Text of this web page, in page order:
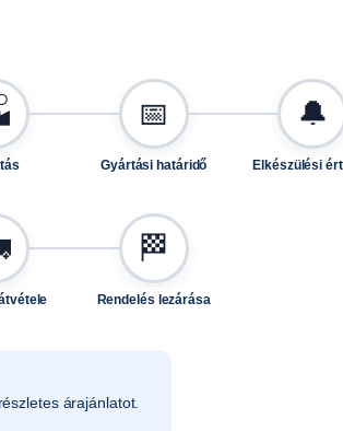
📅
Gyártási határidő
🔔
Elkészülési
🏁
Rendelés lezárása
árajánlatot.